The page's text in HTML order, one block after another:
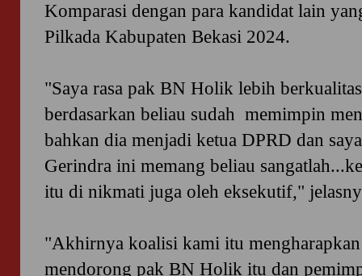
Komparasi dengan para kandidat lain
Pilkada Kabupaten Bekasi 2024.
"Saya rasa pak BN Holik lebih
berdasarkan beliau sudah memimpin
bahkan dia menjadi ketua DPRD dan
Gerindra ini memang beliau
itu di nikmati juga oleh eksekutif,"
"Akhirnya koalisi kami itu mengharapkan
mendorong pak BN Holik itu dan